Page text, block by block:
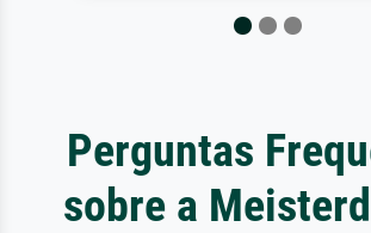
Perguntas
sobre a